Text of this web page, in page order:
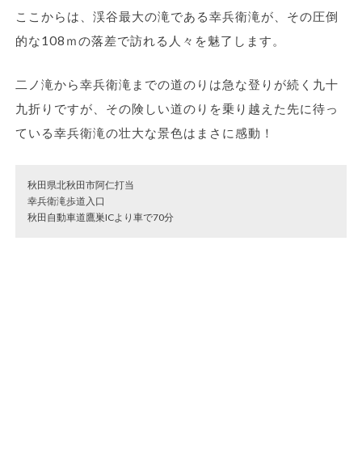
ここからは、渓谷最大の滝である幸兵衛滝が、その圧倒
的な108ｍの落差で訪れる人々を魅了します。
二ノ滝から幸兵衛滝までの道のりは急な登りが続く九十
九折りですが、その険しい道のりを乗り越えた先に待っ
ている幸兵衛滝の壮大な景色はまさに感動！
秋田県北秋田市阿仁打当
幸兵衛滝歩道入口
秋田自動車道鷹巣ICより車で70分